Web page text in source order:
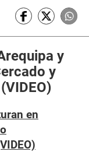
y
y
en